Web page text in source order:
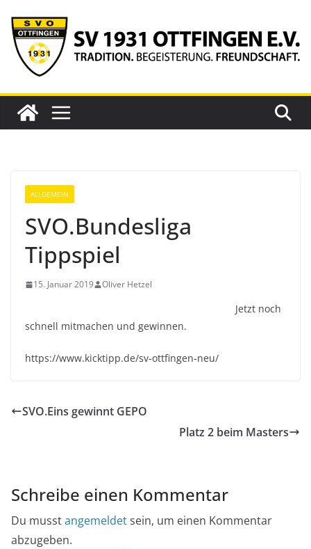
Inhalt
springen
ALLGEMEIN
SVO.Bundesliga
Tippspiel
15. Januar 2019 Oliver Hetzel
Jetzt noch
schnell mitmachen und gewinnen.
https://www.kicktipp.de/sv-ottfingen-neu/
SVO.Eins gewinnt GEPO
Platz 2 beim Masters
Schreibe einen Kommentar
Du musstangemeldetsein, um einen Kommentar
abzugeben.